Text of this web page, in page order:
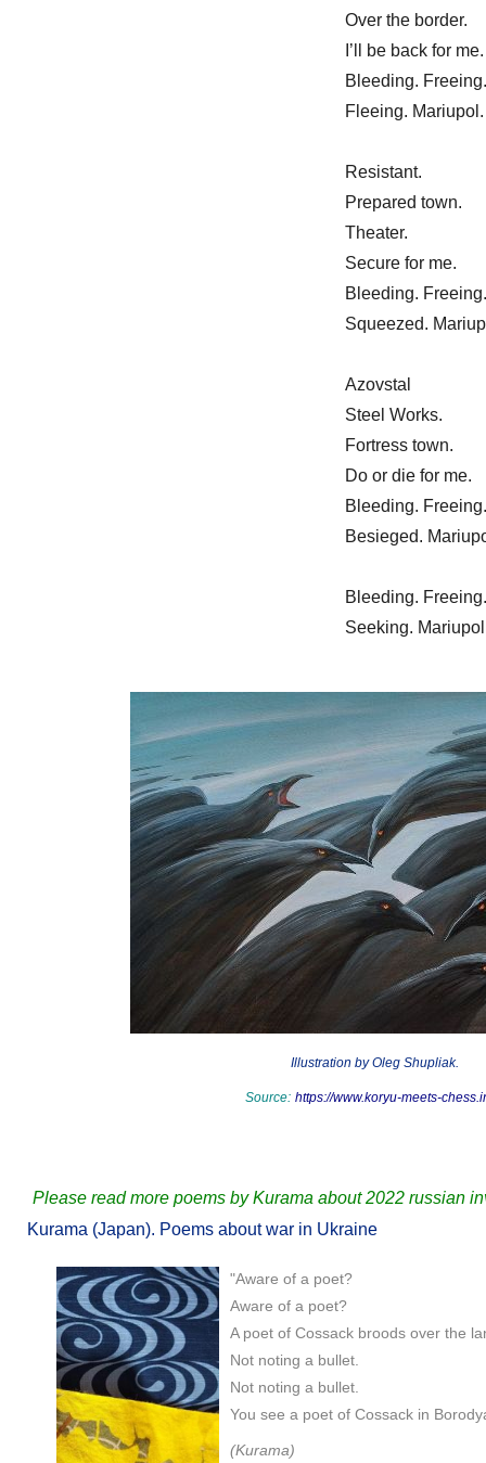
Over the border.
I’ll be back for me.
Bleeding. Freeing.
Fleeing. Mariupol.
Resistant.
Prepared town.
Theater.
Secure for me.
Bleeding. Freeing.
Squeezed.
Azovstal
Steel Works.
Fortress town.
Do or die for me.
Bleeding. Freeing.
Besieged.
Bleeding. Freeing.
Seeking.
Illustration by Oleg Shupliak.
Source: https://www.koryu-meets-
Please read more poems by Kurama about 2022 russian
Kurama (Japan). Poems about war in Ukraine
"Aware of a poet?
Aware of a poet?
A poet of Cossack broods over the
Not noting a bullet.
Not noting a bullet.
You see a poet of Cossack in
(Kurama)